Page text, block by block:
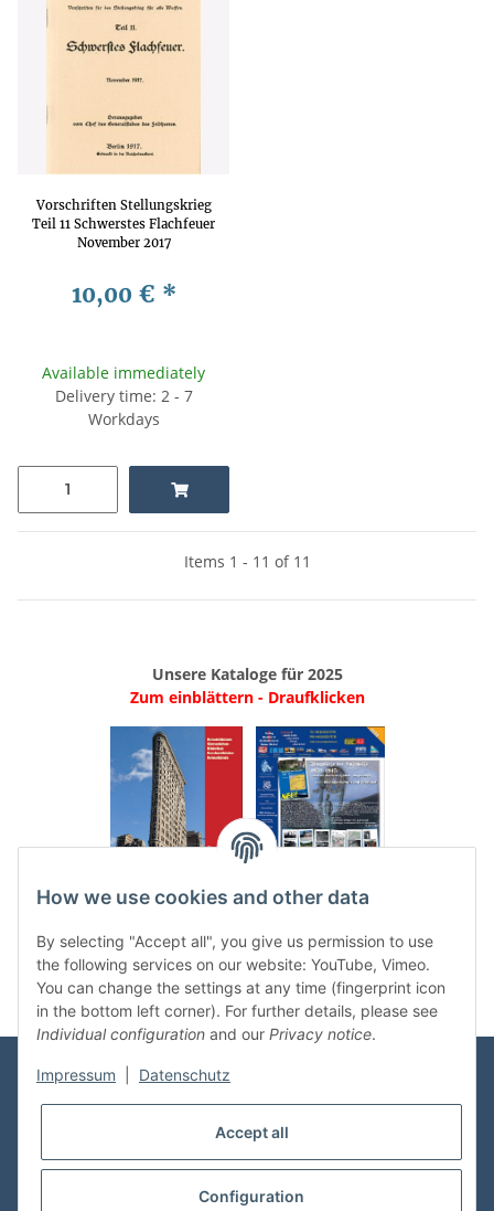
Vorschriften Stellungskrieg
Teil 11 Schwerstes Flachfeuer
November 2017
10,00 € *
Available immediately
Delivery time: 2 - 7
Workdays
Items 1 - 11 of 11
Unsere Kataloge für 2025
Zum einblättern - Draufklicken
. ..
Categories
Shop Service
How we use cookies and other data
By selecting "Accept all", you give us permission to use
the following services on our website: YouTube, Vimeo.
You can change the settings at any time (fingerprint icon
in the bottom left corner). For further details, please see
Individual configuration and our Privacy notice.
Impressum Datenschutz
Accept all
Configuration